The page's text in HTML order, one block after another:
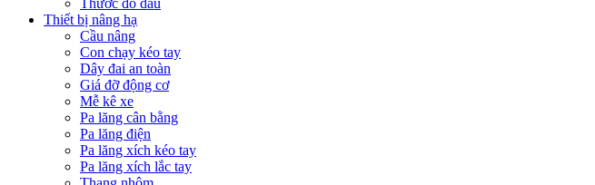
Thước đo dầu
Thiết bị nâng hạ
Cầu nâng
Con chạy kéo tay
Dây đai an toàn
Giá đỡ động cơ
Mễ kê xe
Pa lăng cân bằng
Pa lăng điện
Pa lăng xích kéo tay
Pa lăng xích lắc tay